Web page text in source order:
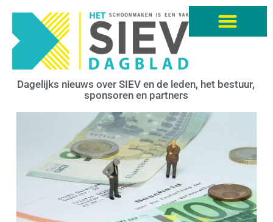
Dagelijks nieuws over SIEV en de leden, het bestuur,
sponsoren en partners